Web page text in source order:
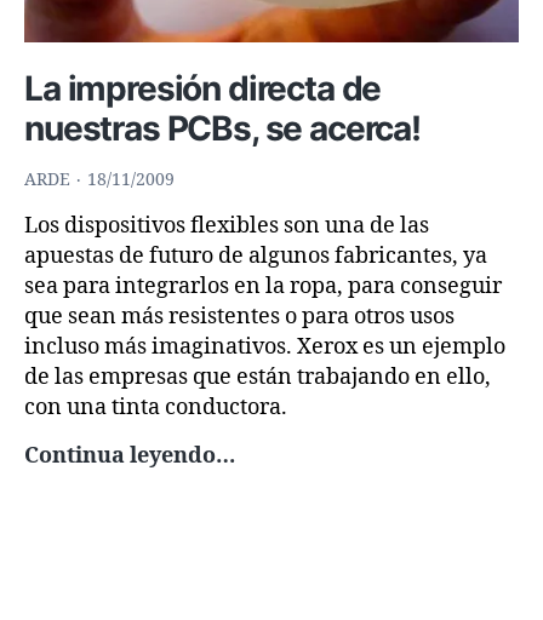
La impresión directa de
nuestras PCBs, se acerca!
ARDE 18/11/2009
Los dispositivos flexibles son una de las
apuestas de futuro de algunos fabricantes, ya
sea para integrarlos en la ropa, para conseguir
que sean más resistentes o para otros usos
incluso más imaginativos. Xerox es un ejemplo
de las empresas que están trabajando en ello,
con una tinta conductora.
Continua leyendo…La